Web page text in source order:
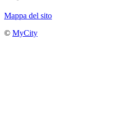
Mappa del sito
© MyCity